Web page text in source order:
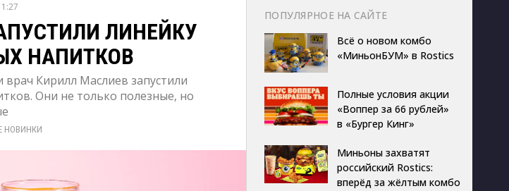
ЛИНЕЙКУ
НАПИТКОВ
врач Кирилл Маслиев запустили
Они не только полезные, но
НОВИНКИ
ПОПУЛЯРНОЕ НА САЙТЕ
Всё о новом комбо
«МиньонБУМ» в Rostics
Полные условия акции
«Воппер за 66 рублей»
в «Бургер Кинг»
Миньоны захватят
российский Rostics:
вперёд за жёлтым комбо